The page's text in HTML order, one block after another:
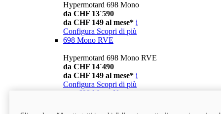
Hypermotard 698 Mono
da CHF 13´590
da CHF 149 al mese* i
Configura Scopri di più
698 Mono RVE
Hypermotard 698 Mono RVE
da CHF 14´490
da CHF 149 al mese* i
Configura Scopri di più
698 Mono Nera
Hypermotard 698 Mono Nera